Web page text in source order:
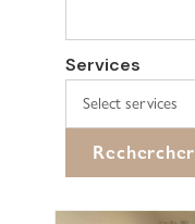
Services
Select services
Rechercher